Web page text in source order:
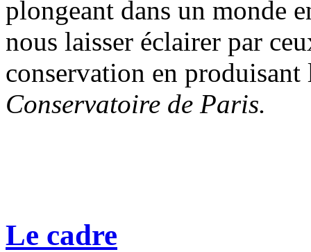
plongeant dans un monde
nous laisser éclairer par
conservation en
Conservatoire de Paris.
Le cadre